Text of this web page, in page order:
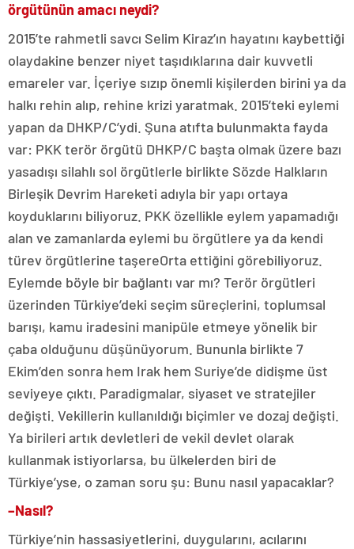
örgütünün amacı neydi?
2015’te rahmetli savcı Selim Kiraz’ın hayatını kaybettiği
olaydakine benzer niyet taşıdıklarına dair kuvvetli
emareler var. İçeriye sızıp önemli kişilerden birini ya da
halkı rehin alıp, rehine krizi yaratmak. 2015’teki eylemi
yapan da DHKP/C’ydi. Şuna atıfta bulunmakta fayda
var: PKK terör örgütü DHKP/C başta olmak üzere bazı
yasadışı silahlı sol örgütlerle birlikte Sözde Halkların
Birleşik Devrim Hareketi adıyla bir yapı ortaya
koyduklarını biliyoruz. PKK özellikle eylem yapamadığı
alan ve zamanlarda eylemi bu örgütlere ya da kendi
türev örgütlerine taşereOrta ettiğini görebiliyoruz.
Eylemde böyle bir bağlantı var mı? Terör örgütleri
üzerinden Türkiye’deki seçim süreçlerini, toplumsal
barışı, kamu iradesini manipüle etmeye yönelik bir
çaba olduğunu düşünüyorum. Bununla birlikte 7
Ekim’den sonra hem Irak hem Suriye’de didişme üst
seviyeye çıktı. Paradigmalar, siyaset ve stratejiler
değişti. Vekillerin kullanıldığı biçimler ve dozaj değişti.
Ya birileri artık devletleri de vekil devlet olarak
kullanmak istiyorlarsa, bu ülkelerden biri de
Türkiye’yse, o zaman soru şu: Bunu nasıl yapacaklar?
–Nasıl?
Türkiye’nin hassasiyetlerini, duygularını, acılarını